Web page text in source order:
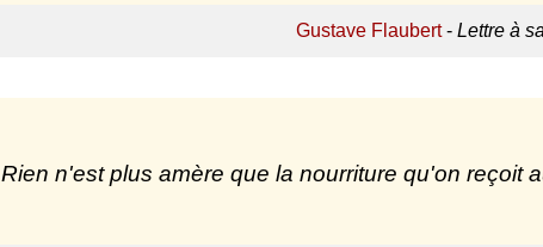
Gustave Flaubert- Lettre à
Rien n'est plus amère que la nourriture qu'on reçoit